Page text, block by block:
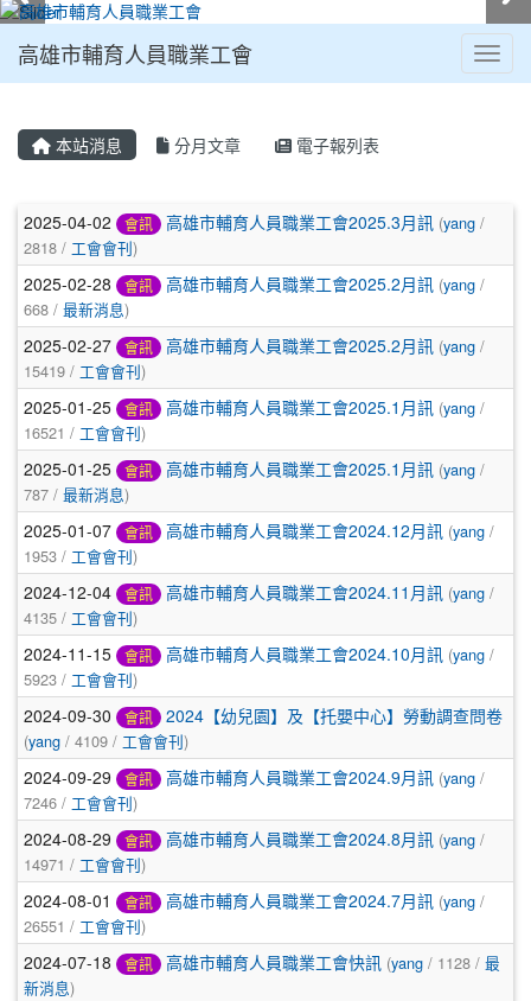
高雄市輔育人員職業工會
本站消息 分月文章 電子報列表
文章列表
2025-04-02 會訊 高雄市輔育人員職業工會2025.3月訊 (yang /
2818 / 工會會刊)
2025-02-28 會訊 高雄市輔育人員職業工會2025.2月訊 (yang /
668 / 最新消息)
2025-02-27 會訊 高雄市輔育人員職業工會2025.2月訊 (yang /
15419 / 工會會刊)
2025-01-25 會訊 高雄市輔育人員職業工會2025.1月訊 (yang /
16521 / 工會會刊)
2025-01-25 會訊 高雄市輔育人員職業工會2025.1月訊 (yang /
787 / 最新消息)
2025-01-07 會訊 高雄市輔育人員職業工會2024.12月訊 (yang /
1953 / 工會會刊)
2024-12-04 會訊 高雄市輔育人員職業工會2024.11月訊 (yang /
4135 / 工會會刊)
2024-11-15 會訊 高雄市輔育人員職業工會2024.10月訊 (yang /
5923 / 工會會刊)
2024-09-30 會訊 2024【幼兒園】及【托嬰中心】勞動調查問卷
(yang / 4109 / 工會會刊)
2024-09-29 會訊 高雄市輔育人員職業工會2024.9月訊 (yang /
7246 / 工會會刊)
2024-08-29 會訊 高雄市輔育人員職業工會2024.8月訊 (yang /
14971 / 工會會刊)
2024-08-01 會訊 高雄市輔育人員職業工會2024.7月訊 (yang /
26551 / 工會會刊)
2024-07-18 會訊 高雄市輔育人員職業工會快訊 (yang / 1128 / 最
新消息)